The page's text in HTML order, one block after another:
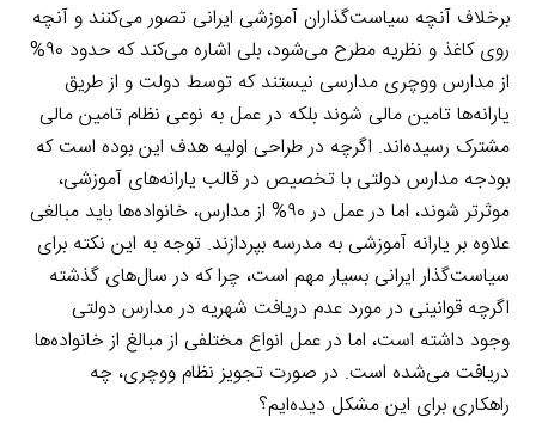
برخلاف آنچه سیاست‌گذاران آموزشی ایرانی تصور می‌کنند و آنچه
روی کاغذ و نظریه مطرح می‌شود، بلی اشاره می‌کند که حدود ۹۰%
از مدارس ووچری مدارسی نیستند که توسط دولت و از طریق
یارانه‌ها تامین مالی شوند بلکه در عمل به نوعی نظام تامین مالی
مشترک رسیده‌اند. اگرچه در طراحی اولیه هدف این بوده است که
بودجه مدارس دولتی با تخصیص در قالب یارانه‌های آموزشی،
موثرتر شوند، اما در عمل در ۹۰% از مدارس، خانواده‌ها باید مبالغی
علاوه بر یارانه آموزشی به مدرسه بپردازند. توجه به این نکته برای
سیاست‌گذار ایرانی بسیار مهم است، چرا که در سال‌های گذشته
اگرچه قوانینی در مورد عدم دریافت شهریه در مدارس دولتی
وجود داشته است، اما در عمل انواع مختلفی از مبالغ از خانواده‌ها
دریافت می‌شده است. در صورت تجویز نظام ووچری، چه
راهکاری برای این مشکل دیده‌ایم؟